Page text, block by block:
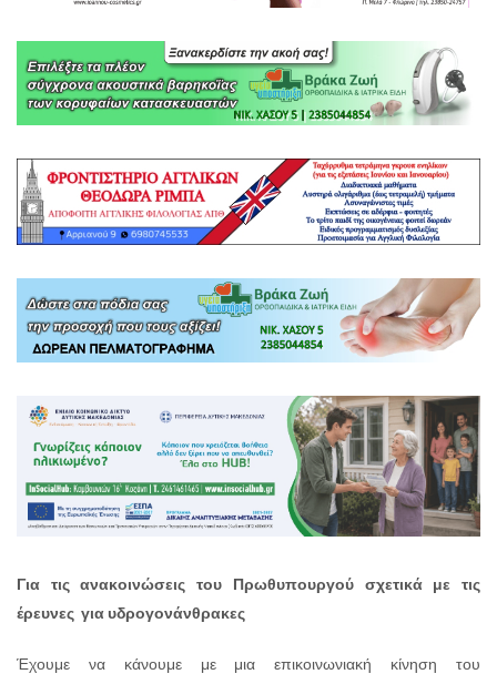
Για τις ανακοινώσεις του Πρωθυπουργού σχετικά με τις
έρευνες για υδρογονάνθρακες
Έχουμε να κάνουμε με μια επικοινωνιακή κίνηση του